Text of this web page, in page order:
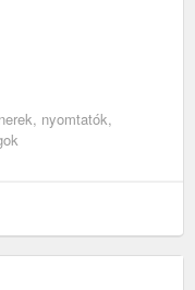
nyomtatók,